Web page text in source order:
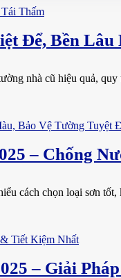
Để, Bền
nhà cũ hiệu quả,
– Chống
cách chọn loại sơn
– Giải